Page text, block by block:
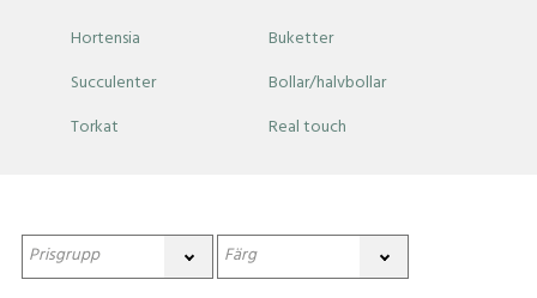
Hortensia
Buketter
Succulenter
Bollar/halvbollar
Torkat
Real touch